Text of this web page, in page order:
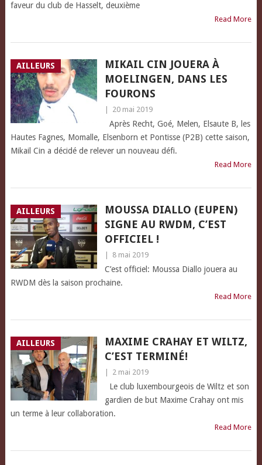
faveur du club de Hasselt, deuxième
Read More
AILLEURS
MIKAIL CIN JOUERA À
MOELINGEN, DANS LES
FOURONS
20 mai 2019
Après Recht, Goé, Melen, Elsaute B, les
Hautes Fagnes, Momalle, Elsenborn et Pontisse (P2B) cette saison,
Mikail Cin a décidé de relever un nouveau défi.
Read More
AILLEURS
MOUSSA DIALLO (EUPEN)
SIGNE AU RWDM, C’EST
OFFICIEL !
8 mai 2019
C’est officiel: Moussa Diallo jouera au
RWDM dès la saison prochaine.
Read More
AILLEURS
MAXIME CRAHAY ET WILTZ,
C’EST TERMINÉ!
2 mai 2019
Le club luxembourgeois de Wiltz et son
gardien de but Maxime Crahay ont mis
un terme à leur collaboration.
Read More